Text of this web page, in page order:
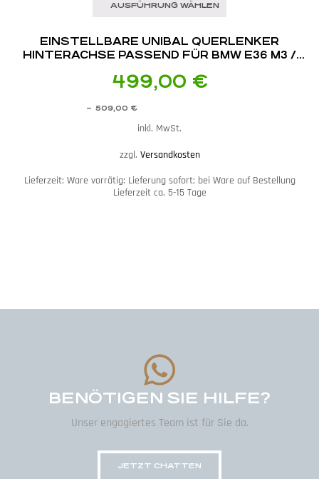
AUSFÜHRUNG WÄHLEN
EINSTELLBARE UNIBAL QUERLENKER
HINTERACHSE PASSEND FÜR BMW E36 M3 /
499,00 €
– 509,00 €
inkl. MwSt.
zzgl. Versandkosten
Lieferzeit: Ware vorrätig: Lieferung sofort; bei Ware auf Bestellung
Lieferzeit ca. 5-15 Tage
BENÖTIGEN SIE HILFE?
Unser engagiertes Team ist für Sie da.
JETZT CHATTEN